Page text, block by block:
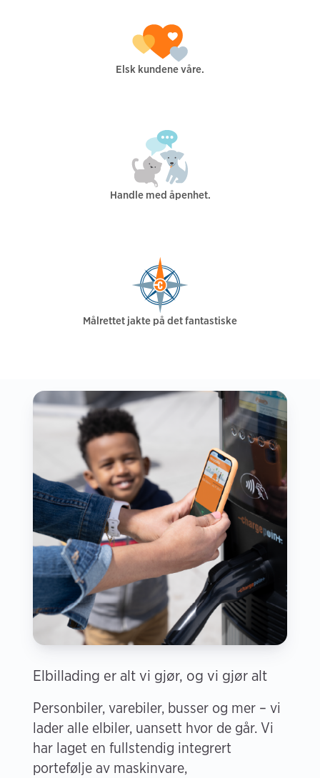
Elsk kundene våre.
Handle med åpenhet.
Målrettet jakte på det fantastiske
Elbillading er alt vi gjør, og vi gjør alt
Personbiler, varebiler, busser og mer – vi
lader alle elbiler, uansett hvor de går. Vi
har laget en fullstendig integrert
portefølje av maskinvare,